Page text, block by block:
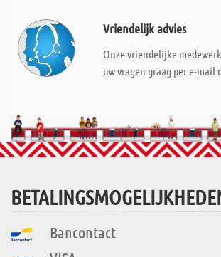
Vriendelijk advies
Onze vriendelijke
uw vragen graag per e-mail
Bancontact